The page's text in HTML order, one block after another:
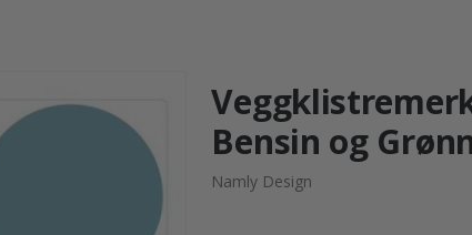
Bensin og
Namly Design